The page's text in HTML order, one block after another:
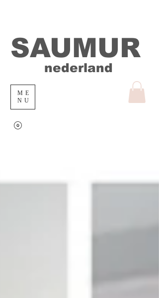
SAUMUR
nederland
ME
NU